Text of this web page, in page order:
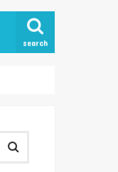
search